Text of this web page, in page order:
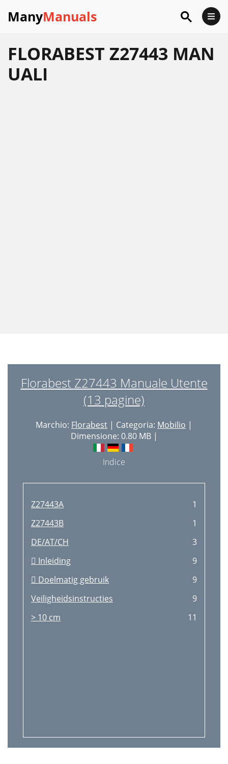
ManyManuals
FLORABEST Z27443 MAN
UALI
Florabest Z27443 Manuale Utente
(13 pagine)
Marchio: Florabest | Categoria: Mobilio |
Dimensione: 0.80 MB |
Indice
Z27443A
1
Z27443B
1
DE/AT/CH
3
 Inleiding
9
 Doelmatig gebruik
9
Veiligheidsinstructies
9
> 10 cm
11